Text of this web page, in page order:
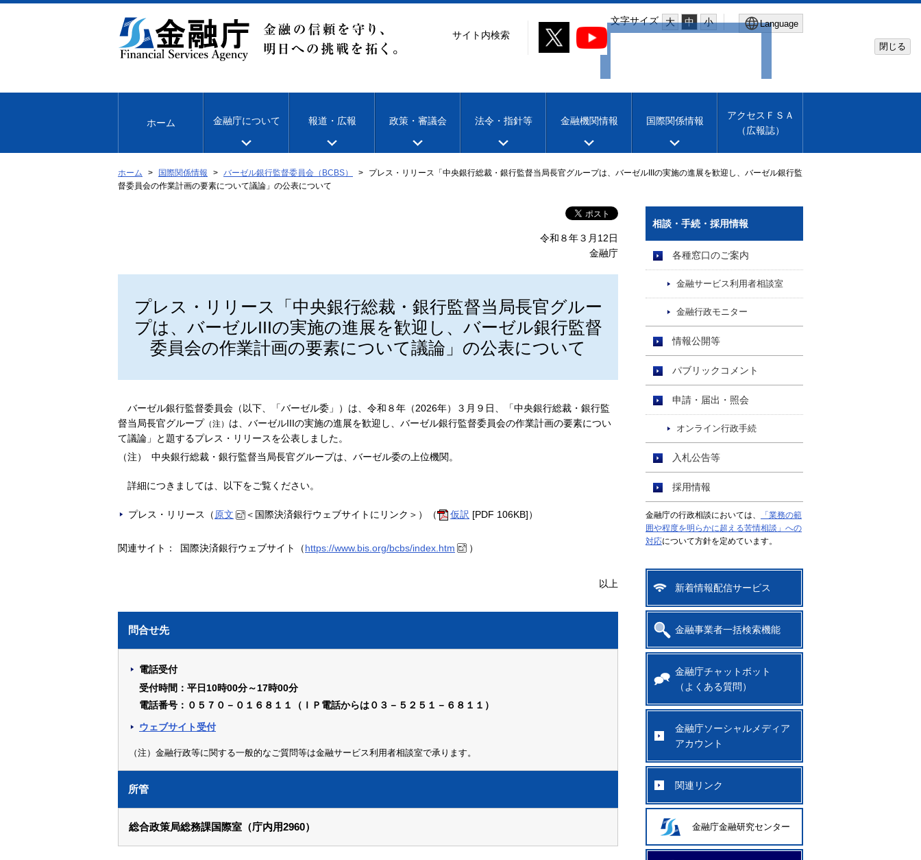
文
移
文字サイズ 大 中 小 Language
Machine translation
閉じる
サイト内検索
ホーム 金融庁について 報道・広報 政策・審議会 法令・指針等 金融機関情報 国際関係情報
アクセスＦＳＡ
（広報誌）
ホーム 国際関係情報 バーゼル銀行監督委員会（BCBS）
プレス・リリース「中央銀行総裁・銀行監督当局長官グループは、バーゼルIIIの実施の進展を歓迎し、バーゼル銀行監
督委員会の作業計画の要素について議論」の公表について
令和８年３月12日
金融庁
プレス・リリース「中央銀行総裁・銀行監督当局長官グルー
プは、バーゼルIIIの実施の進展を歓迎し、バーゼル銀行監督
委員会の作業計画の要素について議論」の公表について
バーゼル銀行監督委員会（以下、「バーゼル委」）は、令和８年（2026年）３月９日、「中央銀行総裁・銀行監
督当局長官グループ（注） は、バーゼルIIIの実施の進展を歓迎し、バーゼル銀行監督委員会の作業計画の要素につい
て議論」と題するプレス・リリースを公表しました。
（注）
中央銀行総裁・銀行監督当局長官グループは、バーゼル委の上位機関。
詳細につきましては、以下をご覧ください。
プレス・リリース（ 原文 ＜国際決済銀行ウェブサイトにリンク＞）（ 仮訳 [PDF 106KB]）
関連サイト： 国際決済銀行ウェブサイト（https://www.bis.org/bcbs/index.htm ）
以上
問合せ先
電話受付
受付時間：平日10時00分～17時00分
電話番号：０５７０－０１６８１１（ＩＰ電話からは０３－５２５１－６８１１）
ウェブサイト受付
（注）金融行政等に関する一般的なご質問等は金融サービス利用者相談室で承ります。
所管
総合政策局総務課国際室（庁内用2960）
相談・手続・採用情報
各種窓口のご案内
金融サービス利用者相談室
金融行政モニター
情報公開等
パブリックコメント
申請・届出・照会
オンライン行政手続
入札公告等
採用情報
金融庁の行政相談においては、
「業務の範
囲や程度を明らかに超える苦情相談」への
対応について方針を定めています。
新着情報配信サービス
金融事業者一括検索機能
金融庁チャットボット
（よくある質問）
金融庁ソーシャルメディア
アカウント
関連リンク
金融庁金融研究センター